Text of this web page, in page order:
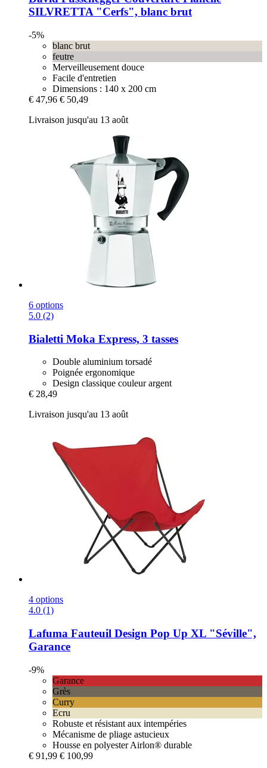
SILVRETTA "Cerfs", blanc brut
-5%
blanc brut
feutre
Merveilleusement douce
Facile d'entretien
Dimensions : 140 x 200 cm
€ 47,96 € 50,49
Livraison jusqu'au 13 août
6 options
5.0 (2)
Bialetti Moka Express, 3 tasses
Double aluminium torsadé
Poignée ergonomique
Design classique couleur argent
€ 28,49
Livraison jusqu'au 13 août
4 options
4.0 (1)
Lafuma Fauteuil Design Pop Up XL "Séville",
Garance
-9%
Garance
Grès
Curry
Ecru
Robuste et résistant aux intempéries
Mécanisme de pliage astucieux
Housse en polyester Airlon® durable
€ 91,99 € 100,99